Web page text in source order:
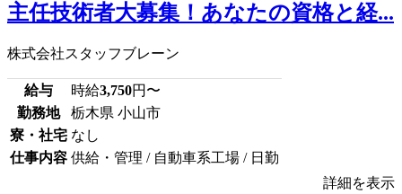
主任技術者大募集！あなたの資格と経...
株式会社スタッフブレーン
給与 時給3,750円〜
勤務地
栃木県 小山市
寮・社宅 なし
仕事内容 供給・管理 / 自動車系工場 / 日勤
詳細を表示